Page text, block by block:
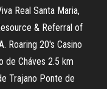
Real Santa Maria,
& Referral of
Roaring 20's Casino
de Cháves 2.5 km
Trajano Ponte de